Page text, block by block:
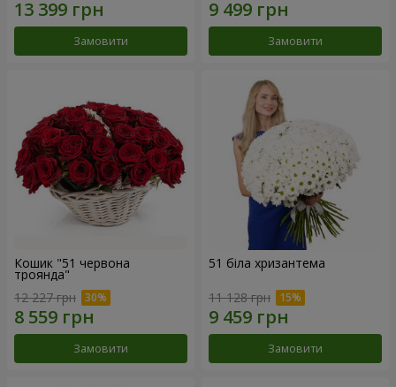
Замовити Замовити
Кошик "51 червона
троянда"
12 227 грн
Замовити
51 біла хризантема
11 128 грн
Замовити